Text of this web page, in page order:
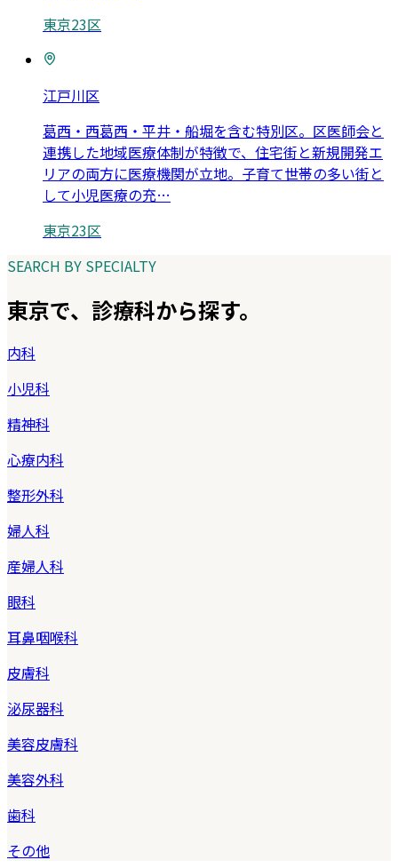
東京23区
江戸川区
葛西・西葛西・平井・船堀を含む特別区。区医師会と
連携した地域医療体制が特徴で、住宅街と新規開発エ
リアの両方に医療機関が立地。子育て世帯の多い街と
して小児医療の充…
東京23区
SEARCH BY SPECIALTY
東京で、診療科から探す。
内科
小児科
精神科
心療内科
整形外科
婦人科
産婦人科
眼科
耳鼻咽喉科
皮膚科
泌尿器科
美容皮膚科
美容外科
歯科
その他